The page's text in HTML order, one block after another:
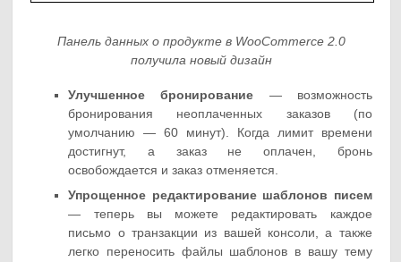
Панель данных о продукте в WooCommerce 2.0
получила новый дизайн
Улучшенное бронирование — возможность
бронирования неоплаченных заказов (по
умолчанию — 60 минут). Когда лимит времени
достигнут, а заказ не оплачен, бронь
освобождается и заказ отменяется.
Упрощенное редактирование шаблонов писем
— теперь вы можете редактировать каждое
письмо о транзакции из вашей консоли, а также
легко переносить файлы шаблонов в вашу тему